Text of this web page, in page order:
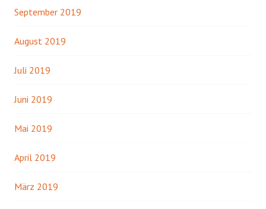
September 2019
August 2019
Juli 2019
Juni 2019
Mai 2019
April 2019
März 2019